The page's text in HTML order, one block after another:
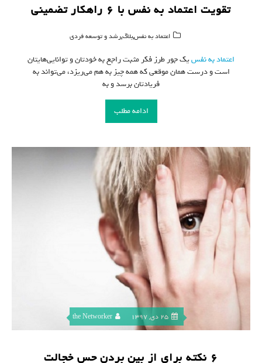
تقویت اعتماد به نفس با ۶ راهکار تضمینی
اعتماد به نفس,بلاگ,رشد و توسعه فردی
اعتماد به نفسیک جور طرز فکر مثبت راجع به خودتان و توانایی‌هایتان
است و درست همان موقعی که همه چیز به‌ هم می‌ریزد، می‌تواند به
فریادتان برسد و به
ادامه مطلب
25 دی, 1397 the Networker
۶ نکته برای از بین بردن حس خجالت